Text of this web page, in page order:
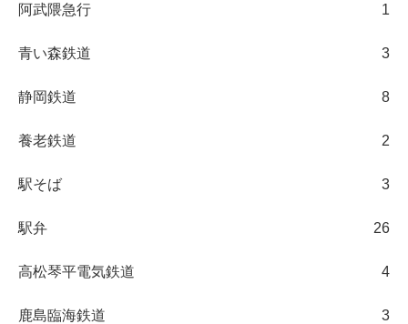
阿武隈急行 1
青い森鉄道 3
静岡鉄道 8
養老鉄道 2
駅そば 3
駅弁 26
高松琴平電気鉄道 4
鹿島臨海鉄道 3